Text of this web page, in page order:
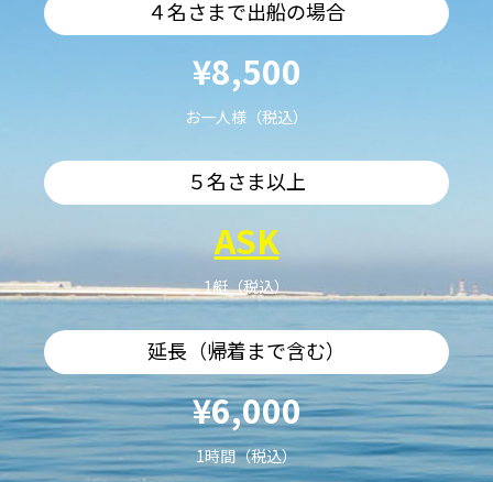
４名さまで出船の場合
¥8,500
お一人様（税込）
５名さま以上
ASK
1艇（税込）
延長（帰着まで含む）
¥6,000
1時間（税込）